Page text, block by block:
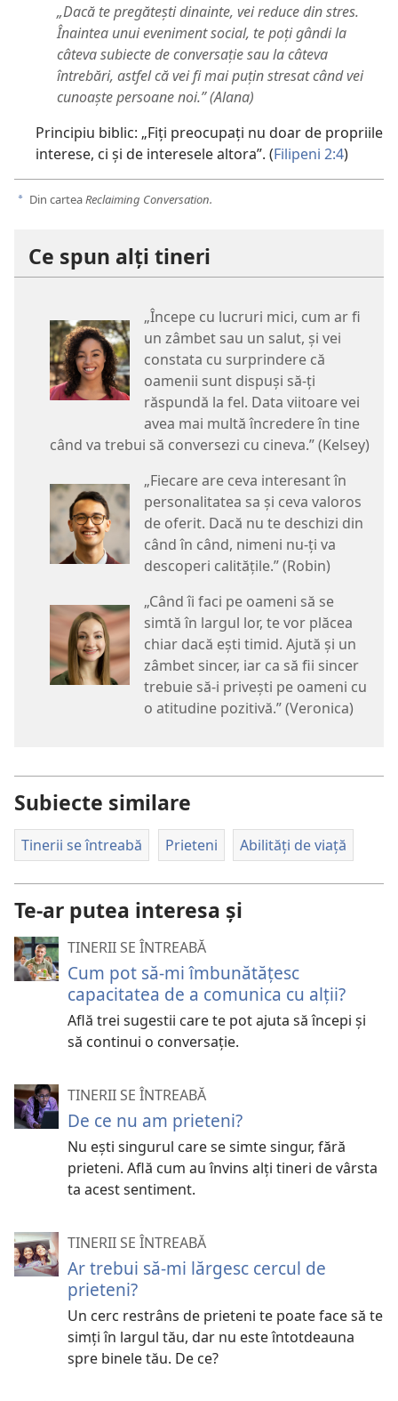
„Dacă te pregătești dinainte, vei reduce din stres.
Înaintea unui eveniment social, te poți gândi la
câteva subiecte de conversație sau la câteva
întrebări, astfel că vei fi mai puțin stresat când vei
cunoaște persoane noi.” (Alana)
Principiu biblic: „Fiți preocupați nu doar de propriile
interese, ci și de interesele altora”. (Filipeni 2:4)
a Din carteaReclaiming Conversation.
Ce spun alți tineri
„Începe cu lucruri mici, cum ar fi
un zâmbet sau un salut, și vei
constata cu surprindere că
oamenii sunt dispuși să-ți
răspundă la fel. Data viitoare vei
avea mai multă încredere în tine
când va trebui să conversezi cu cineva.” (Kelsey)
„Fiecare are ceva interesant în
personalitatea sa și ceva valoros
de oferit. Dacă nu te deschizi din
când în când, nimeni nu-ți va
descoperi calitățile.” (Robin)
„Când îi faci pe oameni să se
simtă în largul lor, te vor plăcea
chiar dacă ești timid. Ajută și un
zâmbet sincer, iar ca să fii sincer
trebuie să-i privești pe oameni cu
o atitudine pozitivă.” (Veronica)
Subiecte similare
Tinerii se întreabă Prieteni Abilități de viață
Te-ar putea interesa și
TINERII SE ÎNTREABĂ
Cum pot să-mi îmbunătățesc
capacitatea de a comunica cu alții?
Află trei sugestii care te pot ajuta să începi și
să continui o conversație.
TINERII SE ÎNTREABĂ
De ce nu am prieteni?
Nu ești singurul care se simte singur, fără
prieteni. Află cum au învins alți tineri de vârsta
ta acest sentiment.
TINERII SE ÎNTREABĂ
Ar trebui să-mi lărgesc cercul de
prieteni?
Un cerc restrâns de prieteni te poate face să te
simți în largul tău, dar nu este întotdeauna
spre binele tău. De ce?